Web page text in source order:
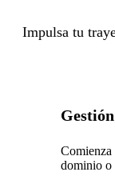
Impulsa tu
Comienza
dominio o